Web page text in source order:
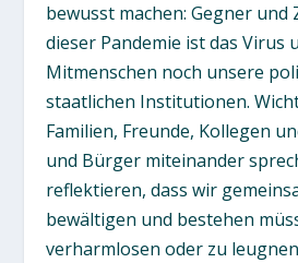
bewusst machen: Gegner und
dieser Pandemie ist das Virus
Mitmenschen noch unsere
staatlichen Institutionen.
Familien, Freunde, Kollegen
und Bürger miteinander
reflektieren, dass wir
bewältigen und bestehen
verharmlosen oder zu